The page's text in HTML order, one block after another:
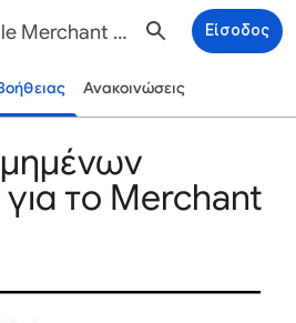
Βοήθεια Google Merchant Center Είσοδος
Ανακοινώσεις
το Merchant